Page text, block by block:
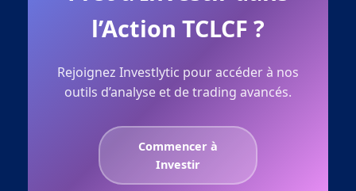
l’Action TCLCF ?
Rejoignez Investlytic pour accéder à nos
outils d’analyse et de trading avancés.
Commencer à
Investir